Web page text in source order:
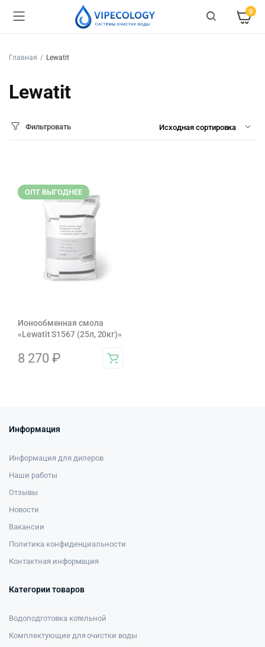
0
Главная Lewatit
Lewatit
Фильтровать
ОПТ ВЫГОДНЕЕ
Ионообменная смола
«Lewatit S1567 (25л, 20кг)»
8 270 ₽
Информация
Информация для дилеров
Наши работы
Отзывы
Новости
Вакансии
Политика конфиденциальности
Контактная информация
Категории товаров
Водоподготовка котельной
Комплектующие для очистки воды